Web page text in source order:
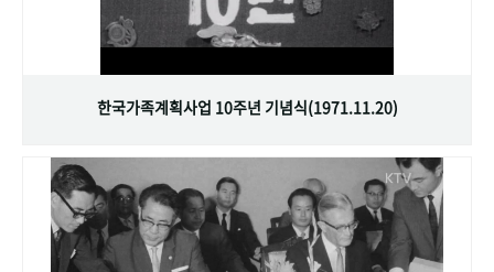
한국가족계획사업 10주년 기념식(1971.11.20)